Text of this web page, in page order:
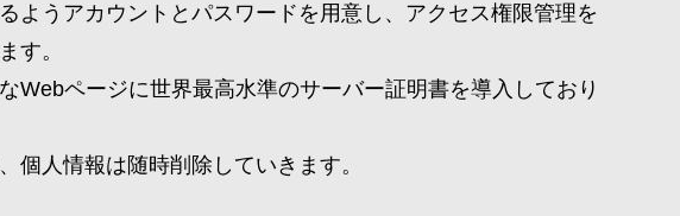
ようアカウントとパスワードを用意し、アクセス権限管理を
す。
Webページに世界最高水準のサーバー証明書を導入しており
人情報は随時削除していきます。